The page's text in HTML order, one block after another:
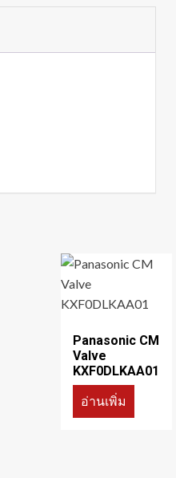
Panasonic CM
Valve
KXF0DLKAA01
อ่านเพิ่ม